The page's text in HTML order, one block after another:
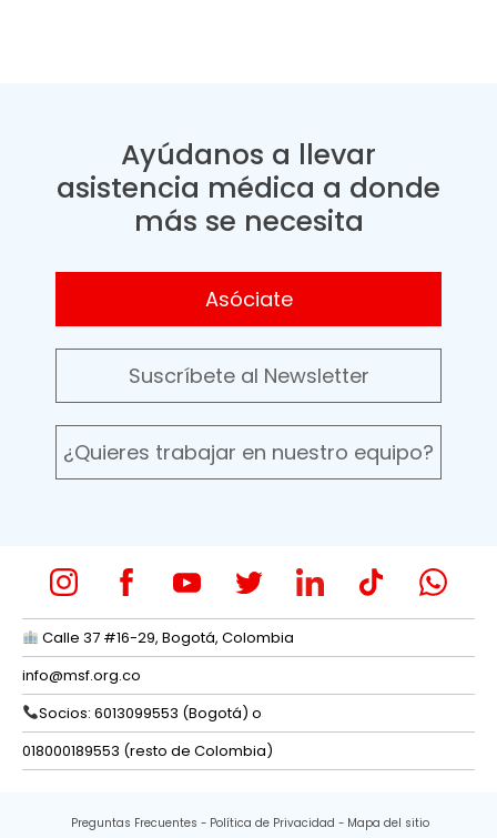
Ayúdanos a llevar
asistencia médica a donde
más se necesita
Asóciate
Suscríbete al Newsletter
¿Quieres trabajar en nuestro equipo?
Calle 37 #16-29, Bogotá, Colombia
info@msf.org.co
Socios: 6013099553 (Bogotá) o
018000189553 (resto de Colombia)
Preguntas Frecuentes Política de Privacidad Mapa del sitio